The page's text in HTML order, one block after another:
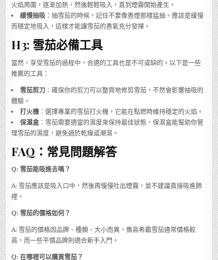
火焰周圍，逐漸加熱，然後輕輕吸入，直到煙霧開始產生。
緩慢抽吸 ：抽雪茄的時候，記住不要像香煙那樣猛抽。應該是緩慢
而穩定地吸入，這樣才能讓雪茄的香氣充分發揮。
H3: 雪茄必備工具
當然，享受雪茄的過程中，合適的工具也是不可或缺的。以下是一些
推薦的工具：
雪茄剪刀 ：確保你的剪刀可以整齊地修剪雪茄，不然會影響抽吸的
體驗。
打火機 ：選擇專業的雪茄打火機，它能在點燃時維持穩定的火焰。
保濕盒 ：雪茄需要適當的濕度來保持最佳狀態，保濕盒能幫助你管
理雪茄的濕度，避免過於乾燥或潮濕。
FAQ：常見問題解答
Q: 雪茄能吸進去嗎？
A: 雪茄應該是吸入口中，然後再慢慢吐出煙霧，並不建議直接吸進肺
裡。
Q: 雪茄的價格如何？
A: 雪茄的價格因品牌、種類、大小而異，像高希霸雪茄通常價格較
高，而一些平價品牌則適合新手入門。
Q: 在哪裡可以購買雪茄？